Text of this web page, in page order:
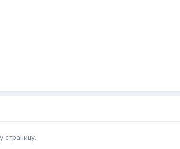
страницу.